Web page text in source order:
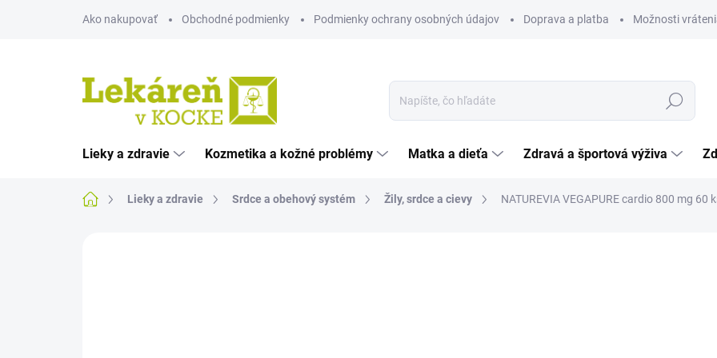
Ako nakupovať Obchodné podmienky Podmienky ochrany osobných údajov Doprava a platba Možnosti
Hľadať
Lieky a zdravie Kozmetika a kožné problémy Matka a dieťa Zdravá a športová výživa
DomovLieky a zdravie Srdce a obehový systém Žily, srdce a cievy NATUREVIA VEGAPURE cardio 800 mg 60